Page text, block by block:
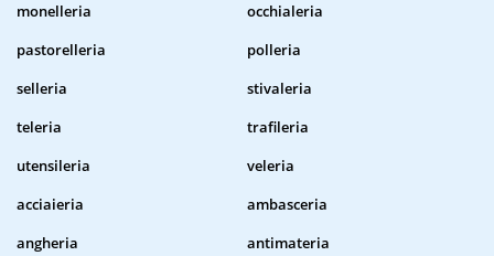
monelleria
occhialeria
pastorelleria
polleria
selleria
stivaleria
teleria
trafileria
utensileria
veleria
acciaieria
ambasceria
angheria
antimateria